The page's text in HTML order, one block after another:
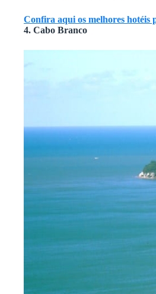
Confira aqui os melhores hotéis
4. Cabo Branco